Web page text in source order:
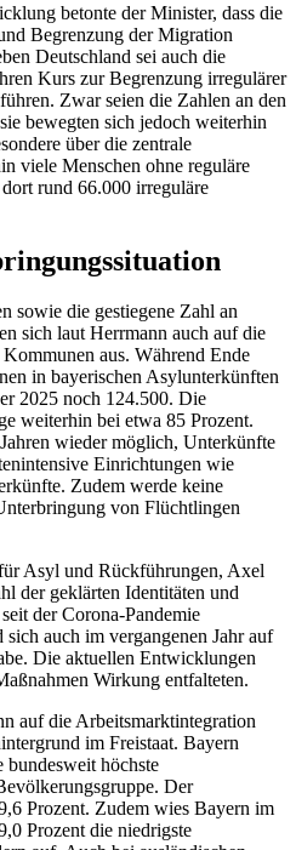
betonte der Minister, dass die
Begrenzung der Migration
Deutschland sei auch die
Kurs zur Begrenzung irregulärer
Zwar seien die Zahlen an den
bewegten sich jedoch weiterhin
über die zentrale
viele Menschen ohne reguläre
rund 66.000 irreguläre
sowie die gestiegene Zahl an
sich laut Herrmann auch auf die
aus. Während Ende
in bayerischen Asylunterkünften
2025 noch 124.500. Die
weiterhin bei etwa 85 Prozent.
wieder möglich, Unterkünfte
Einrichtungen wie
Zudem werde keine
von Flüchtlingen
Asyl und Rückführungen, Axel
der geklärten Identitäten und
der Corona-Pandemie
auch im vergangenen Jahr auf
Die aktuellen Entwicklungen
Wirkung entfalteten.
auf die Arbeitsmarktintegration
im Freistaat. Bayern
bundesweit höchste
Der
Prozent. Zudem wies Bayern im
Prozent die niedrigste